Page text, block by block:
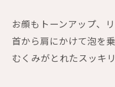
お顔もトーンアップ、
首から肩にかけて泡を
むくみがとれたスッキ